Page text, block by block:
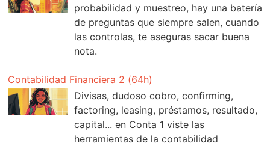
probabilidad y muestreo, hay una batería
de preguntas que siempre salen, cuando
las controlas, te aseguras sacar buena
nota.
Contabilidad Financiera 2 (64h)
Divisas, dudoso cobro, confirming,
factoring, leasing, préstamos, resultado,
capital... en Conta 1 viste las
herramientas de la contabilidad